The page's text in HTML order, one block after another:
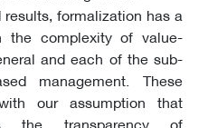
formalization has a
the complexity of value-
and each of the sub-
management. These
our assumption that
the transparency of